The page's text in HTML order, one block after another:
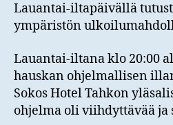
Lauantai-iltapäivällä
ympäristön
Lauantai-iltana klo 20:00
hauskan ohjelmallisen
Sokos Hotel Tahkon
ohjelma oli viihdyttävää ja